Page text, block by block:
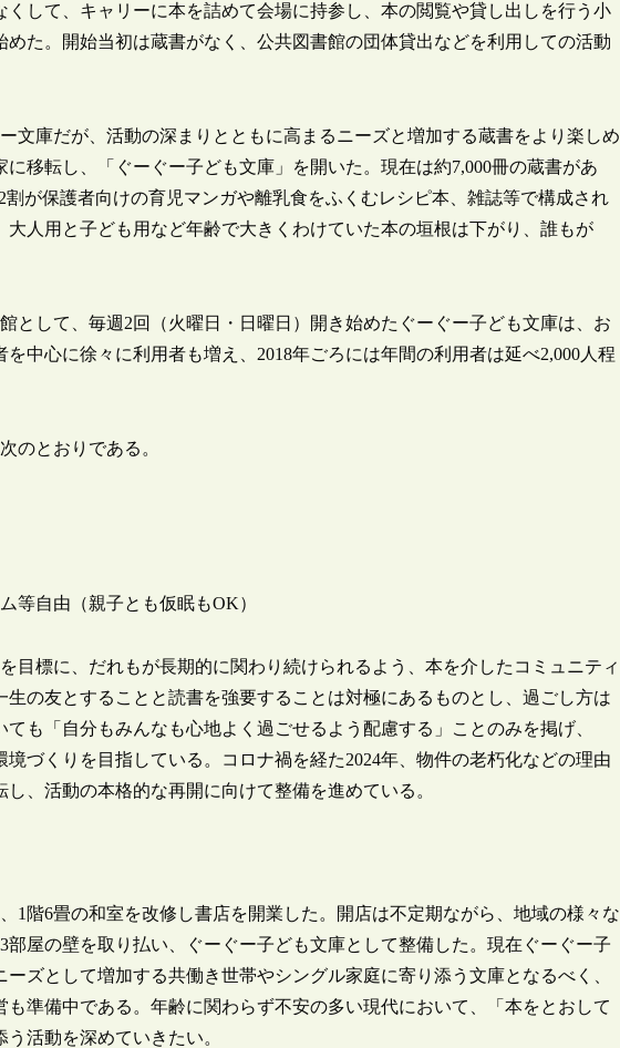
して、キャリーに本を詰めて会場に持参し、本の閲覧や貸し出しを行う小
た。開始当初は蔵書がなく、公共図書館の団体貸出などを利用しての活動
文庫だが、活動の深まりとともに高まるニーズと増加する蔵書をより楽しめ
移転し、「ぐーぐー子ども文庫」を開いた。現在は約7,000冊の蔵書があ
が保護者向けの育児マンガや離乳食をふくむレシピ本、雑誌等で構成され
人用と子ども用など年齢で大きくわけていた本の垣根は下がり、誰もが
として、毎週2回（火曜日・日曜日）開き始めたぐーぐー子ども文庫は、お
中心に徐々に利用者も増え、2018年ごろには年間の利用者は延べ2,000人程
のとおりである。
等自由（親子とも仮眠もOK）
目標に、だれもが長期的に関わり続けられるよう、本を介したコミュニティ
の友とすることと読書を強要することは対極にあるものとし、過ごし方は
も「自分もみんなも心地よく過ごせるよう配慮する」ことのみを掲げ、
境づくりを目指している。コロナ禍を経た2024年、物件の老朽化などの理由
、活動の本格的な再開に向けて整備を進めている。
1階6畳の和室を改修し書店を開業した。開店は不定期ながら、地域の様々な
部屋の壁を取り払い、ぐーぐー子ども文庫として整備した。現在ぐーぐー子
ズとして増加する共働き世帯やシングル家庭に寄り添う文庫となるべく、
準備中である。年齢に関わらず不安の多い現代において、「本をとおして
活動を深めていきたい。